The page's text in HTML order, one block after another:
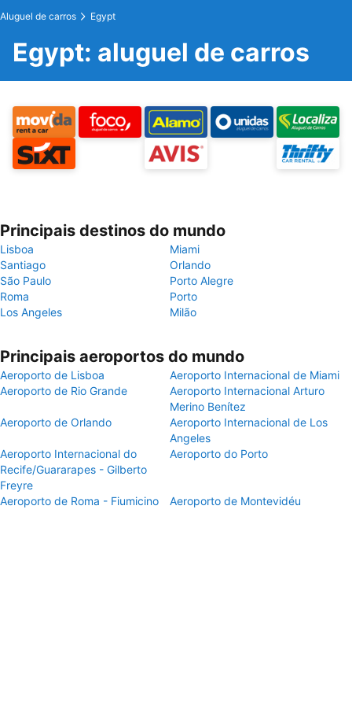
Aluguel de carros Egypt
Egypt: aluguel de carros
Principais destinos do mundo
Lisboa
Miami
Santiago
Orlando
São Paulo
Porto Alegre
Roma
Porto
Los Angeles
Milão
Principais aeroportos do mundo
Aeroporto de Lisboa
Aeroporto Internacional de Miami
Aeroporto de Rio Grande
Aeroporto Internacional Arturo
Merino Benítez
Aeroporto de Orlando
Aeroporto Internacional de Los
Angeles
Aeroporto Internacional do
Recife/Guararapes - Gilberto
Freyre
Aeroporto do Porto
Aeroporto de Roma - Fiumicino Aeroporto de Montevidéu